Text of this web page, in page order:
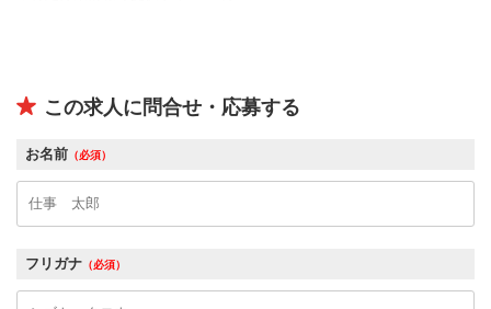
この求人に問合せ・応募する
お名前 （必須）
フリガナ （必須）